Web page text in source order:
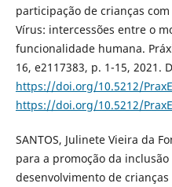
participação de crianças
Vírus: intercessões entre o
funcionalidade humana.
16, e2117383, p. 1-15, 2021.
https://doi.org/10.5212/
https://doi.org/10.5212/
SANTOS, Julinete Vieira da
para a promoção da
desenvolvimento de